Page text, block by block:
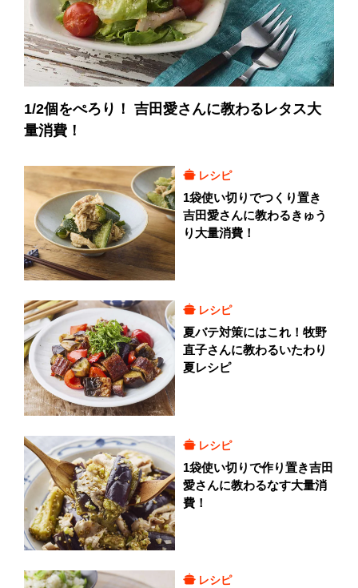
1/2個をぺろり！ 吉田愛さんに教わるレタス大
量消費！
レシピ
1袋使い切りでつくり置き
吉田愛さんに教わるきゅう
り大量消費！
レシピ
夏バテ対策にはこれ！牧野
直子さんに教わるいたわり
夏レシピ
レシピ
1袋使い切りで作り置き吉田
愛さんに教わるなす大量消
費！
レシピ